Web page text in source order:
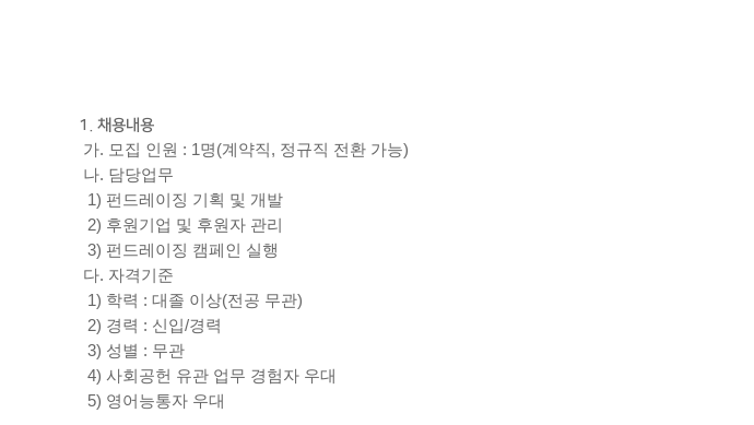
1. 채용내용
가. 모집 인원 : 1명(계약직, 정규직 전환 가능)
나. 담당업무
1) 펀드레이징 기획 및 개발
2) 후원기업 및 후원자 관리
3) 펀드레이징 캠페인 실행
다. 자격기준
1) 학력 : 대졸 이상(전공 무관)
2) 경력 : 신입/경력
3) 성별 : 무관
4) 사회공헌 유관 업무 경험자 우대
5) 영어능통자 우대